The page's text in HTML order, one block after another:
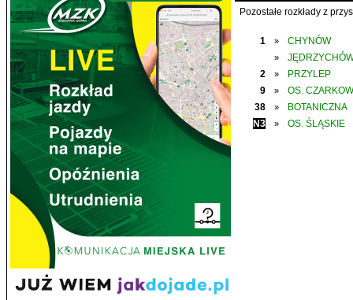
Pozostałe rozkłady z
1 » CHYNÓW
»
2
»
PRZYLEP
9
»
OS.
38
»
BOTANICZNA
N3
» OS. ŚLĄSKIE